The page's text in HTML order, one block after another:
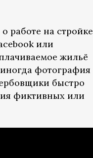
работе на стройке
или
жильё
фотография
быстро
фиктивных или